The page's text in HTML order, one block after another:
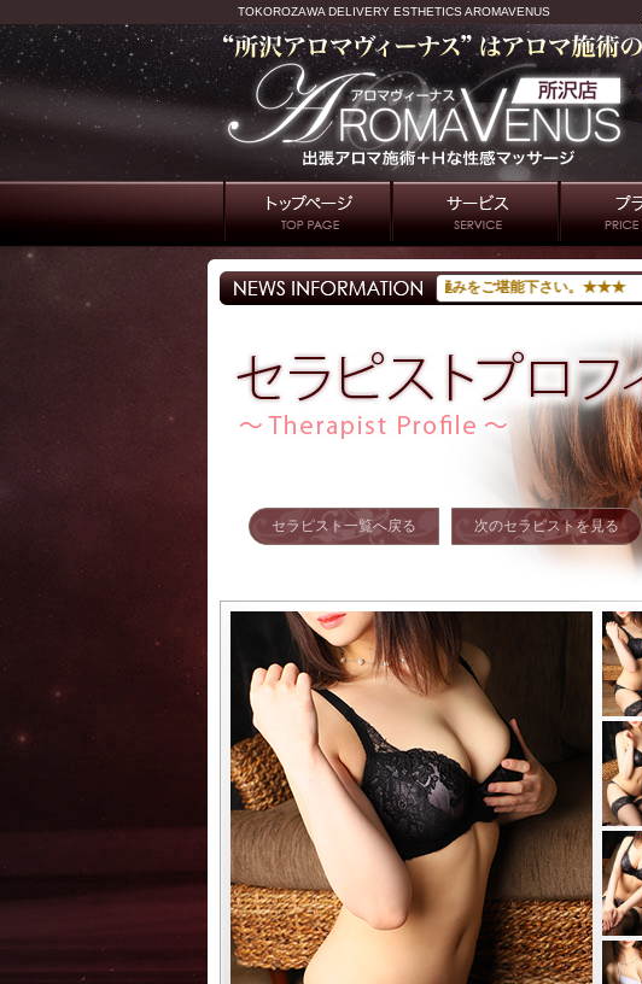
TOKOROZAWA DELIVERY ESTHETICS AROMAVENUS
温かなセラピストの肌の温もり。癒しの極みをご堪能下さい。★★★
セラピスト一覧へ戻る 次のセラピストを見る